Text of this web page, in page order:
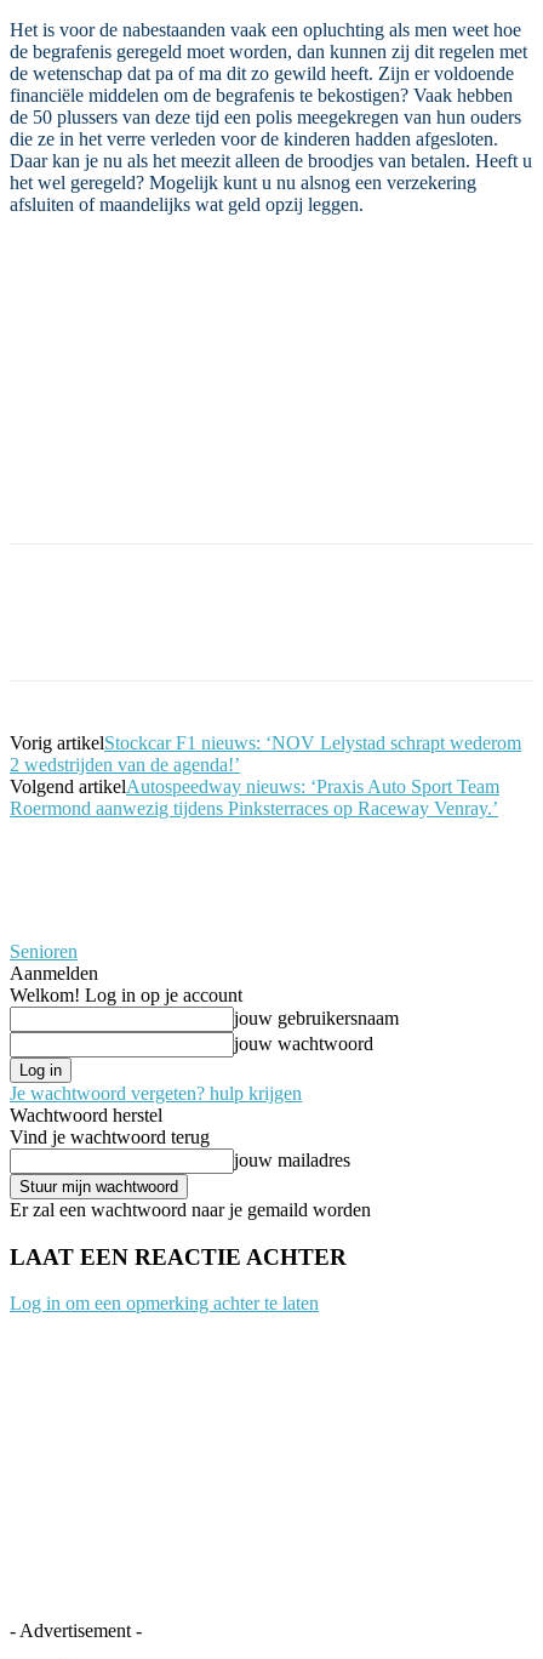
Het is voor de nabestaanden vaak een opluchting als men weet hoe
de begrafenis geregeld moet worden, dan kunnen zij dit regelen met
de wetenschap dat pa of ma dit zo gewild heeft. Zijn er voldoende
financiële middelen om de begrafenis te bekostigen? Vaak hebben
de 50 plussers van deze tijd een polis meegekregen van hun ouders
die ze in het verre verleden voor de kinderen hadden afgesloten.
Daar kan je nu als het meezit alleen de broodjes van betalen. Heeft u
het wel geregeld? Mogelijk kunt u nu alsnog een verzekering
afsluiten of maandelijks wat geld opzij leggen.
Vorig artikelStockcar F1 nieuws: ‘NOV Lelystad schrapt wederom
2 wedstrijden van de agenda!’
Volgend artikelAutospeedway nieuws: ‘Praxis Auto Sport Team
Roermond aanwezig tijdens Pinksterraces op Raceway Venray.’
Senioren
Aanmelden
Welkom! Log in op je account
jouw gebruikersnaam
jouw wachtwoord
Je wachtwoord vergeten? hulp krijgen
Wachtwoord herstel
Vind je wachtwoord terug
jouw mailadres
Er zal een wachtwoord naar je gemaild worden
LAAT EEN REACTIE ACHTER
Log in om een opmerking achter te laten
- Advertisement -